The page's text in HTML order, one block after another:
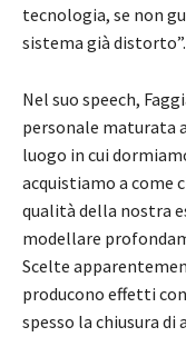
tecnologia, se non
sistema già distorto”.
Nel suo speech,
personale maturata
luogo in cui
acquistiamo a come
qualità della nostra
modellare
Scelte
producono effetti
spesso la chiusura